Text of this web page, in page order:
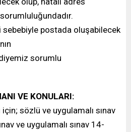
sebebiyle postada oluşabilecek
sorumlu
VE KONULARI:
için; sözlü ve uygulamalı sınav
ve uygulamalı sınav 14-